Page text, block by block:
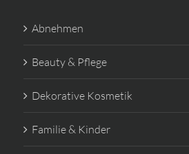
Abnehmen
Beauty & Pflege
Dekorative Kosmetik
Familie & Kinder